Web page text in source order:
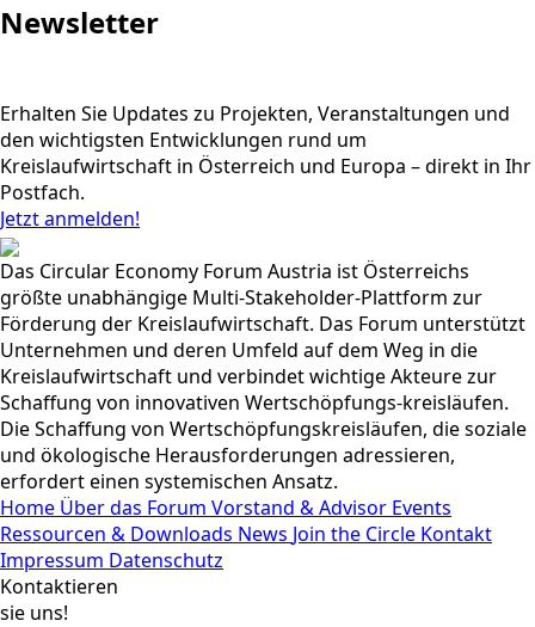
Newsletter
Erhalten Sie Updates zu Projekten, Veranstaltungen und
den wichtigsten Entwicklungen rund um
Kreislaufwirtschaft in Österreich und Europa – direkt in Ihr
Postfach.
Jetzt anmelden!
Das Circular Economy Forum Austria ist Österreichs
größte unabhängige Multi-Stakeholder-Plattform zur
Förderung der Kreislaufwirtschaft. Das Forum unterstützt
Unternehmen und deren Umfeld auf dem Weg in die
Kreislaufwirtschaft und verbindet wichtige Akteure zur
Schaffung von innovativen Wertschöpfungs-kreisläufen.
Die Schaffung von Wertschöpfungskreisläufen, die soziale
und ökologische Herausforderungen adressieren,
erfordert einen systemischen Ansatz.
Home Über das Forum Vorstand & Advisor Events
Ressourcen & Downloads News Join the Circle Kontakt
Impressum Datenschutz
Kontaktieren
sie uns!